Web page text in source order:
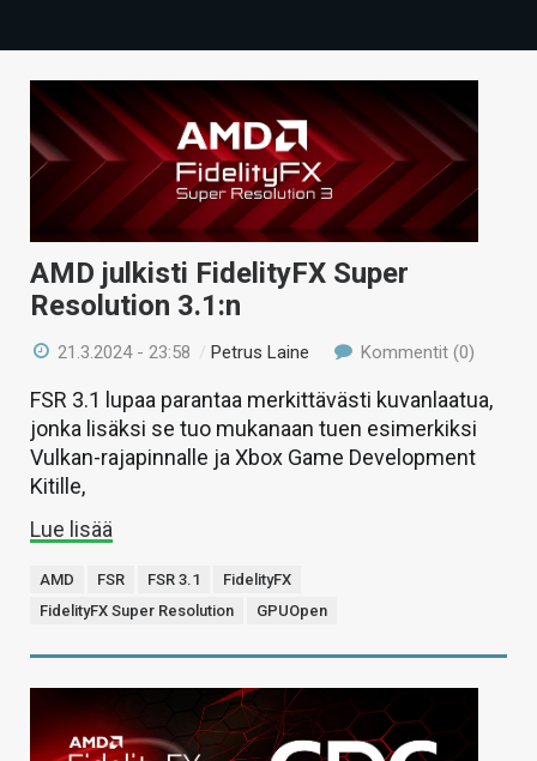
TECHBBS
TIETOA
HINTA.FI
KAUPPA
VAIHDA TEEMA
AMD julkisti FidelityFX Super
Resolution 3.1:n
21.3.2024 - 23:58 /Petrus Laine Kommentit (0)
FSR 3.1 lupaa parantaa merkittävästi kuvanlaatua,
jonka lisäksi se tuo mukanaan tuen esimerkiksi
Vulkan-rajapinnalle ja Xbox Game Development
Kitille,
Lue lisää
AMD FSR FSR 3.1
FidelityFX
FidelityFX Super Resolution
GPUOpen